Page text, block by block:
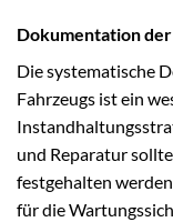
Dokumentation
Die systematische
Fahrzeugs ist ein
und Reparatur
festgehalten
für die